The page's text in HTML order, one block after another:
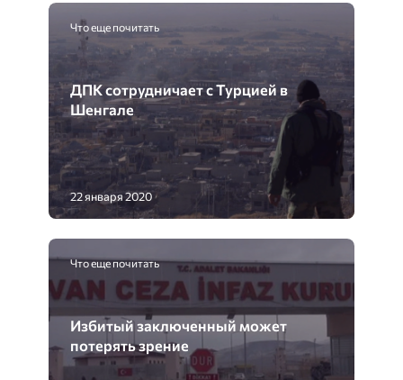
Что еще почитать
ДПК сотрудничает с Турцией в
Шенгале
22 января 2020
Что еще почитать
Избитый заключенный может
потерять зрение